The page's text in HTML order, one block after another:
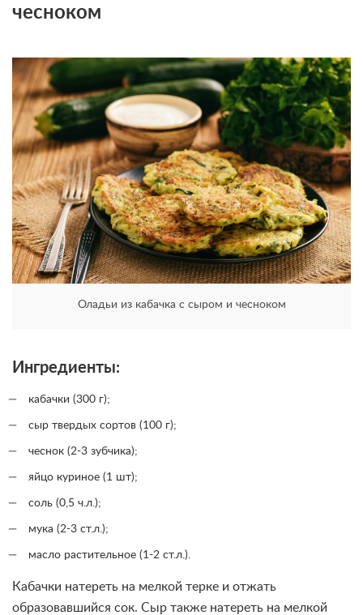
чесноком
Оладьи из кабачка с сыром и чесноком
Ингредиенты:
кабачки (300 г);
сыр твердых сортов (100 г);
чеснок (2-3 зубчика);
яйцо куриное (1 шт);
соль (0,5 ч.л.);
мука (2-3 ст.л.);
масло растительное (1-2 ст.л.).
Кабачки натереть на мелкой терке и отжать
образовавшийся сок. Сыр также натереть на мелкой